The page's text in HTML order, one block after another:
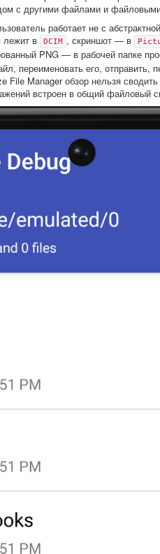
с другими файлами и
работает не с
лежит в
DCIM , скриншот — в
PNG — в рабочей папке
переименовать его, отправить,
File Manager обзор нельзя
встроен в общий файловый